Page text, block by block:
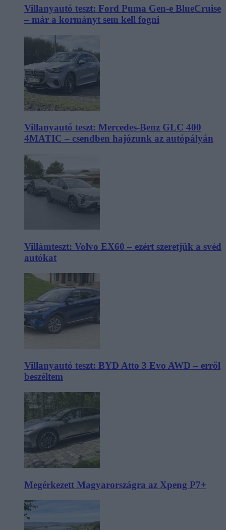
Villanyautó teszt: Ford Puma Gen-e BlueCruise
– már a kormányt sem kell fogni
Villanyautó teszt: Mercedes-Benz GLC 400
4MATIC – csendben hajózunk az autópályán
Villámteszt: Volvo EX60 – ezért szeretjük a svéd
autókat
Villanyautó teszt: BYD Atto 3 Evo AWD – erről
beszéltem
Megérkezett Magyarországra az Xpeng P7+